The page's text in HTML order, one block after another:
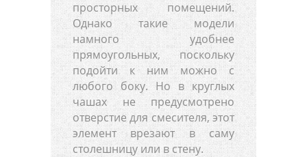
просторных помещений.
Однако такие модели
намного удобнее
прямоугольных, поскольку
подойти к ним можно с
любого боку. Но в круглых
чашах не предусмотрено
отверстие для смесителя, этот
элемент врезают в саму
столешницу или в стену.